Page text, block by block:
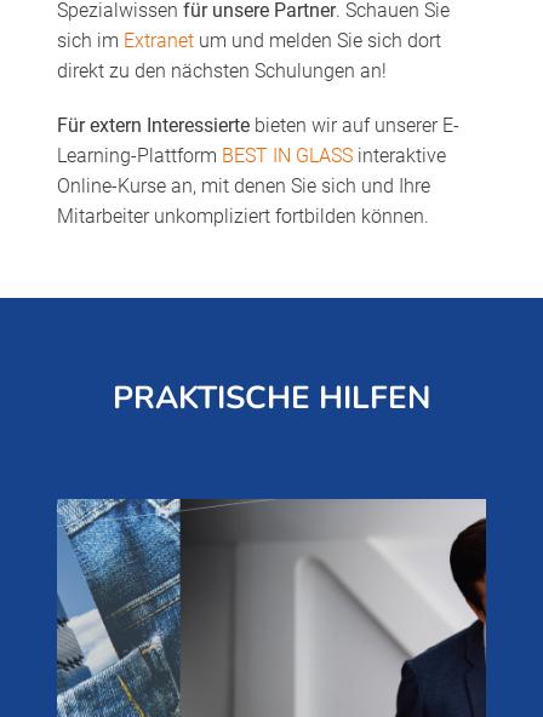
Spezialwissen für unsere Partner. Schauen Sie
sich im Extranetum und melden Sie sich dort
direkt zu den nächsten Schulungen an!
Für extern Interessiertebieten wir auf unserer E-
Learning-Plattform BEST IN GLASSinteraktive
Online-Kurse an, mit denen Sie sich und Ihre
Mitarbeiter unkompliziert fortbilden können.
PRAKTISCHE HILFEN